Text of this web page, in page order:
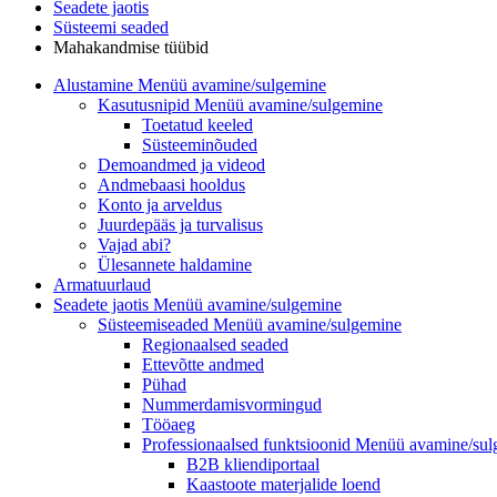
Seadete jaotis
Süsteemi seaded
Mahakandmise tüübid
Alustamine Menüü avamine/sulgemine
Kasutusnipid Menüü avamine/sulgemine
Toetatud keeled
Süsteeminõuded
Demoandmed ja videod
Andmebaasi hooldus
Konto ja arveldus
Juurdepääs ja turvalisus
Vajad abi?
Ülesannete haldamine
Armatuurlaud
Seadete jaotis Menüü avamine/sulgemine
Süsteemiseaded Menüü avamine/sulgemine
Regionaalsed seaded
Ettevõtte andmed
Pühad
Nummerdamisvormingud
Tööaeg
Professionaalsed funktsioonid Menüü avamine/
B2B kliendiportaal
Kaastoote materjalide loend